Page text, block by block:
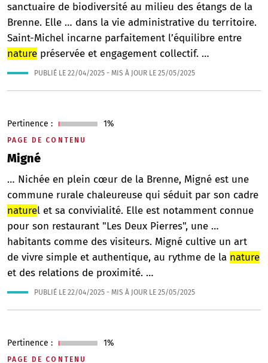
sanctuaire de biodiversité au milieu des étangs de la
Brenne. Elle … dans la vie administrative du territoire.
Saint-Michel incarne parfaitement l’équilibre entre
nature préservée et engagement collectif. …
PUBLIÉ LE 22/04/2025 - MIS À JOUR LE 25/05/2025
PAGE DE CONTENU
Migné
Pertinence : 1%
… Nichée en plein cœur de la Brenne, Migné est une
commune rurale chaleureuse qui séduit par son cadre
naturel et sa convivialité. Elle est notamment connue
pour son restaurant "Les Deux Pierres", une …
habitants comme des visiteurs. Migné cultive un art
de vivre simple et authentique, au rythme de la nature
et des relations de proximité. …
PUBLIÉ LE 22/04/2025 - MIS À JOUR LE 25/05/2025
PAGE DE CONTENU
Pertinence : 1%